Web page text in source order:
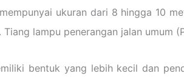
ukuran dari 8 hingga 10
lampu penerangan jalan umum
bentuk yang lebih kecil dan